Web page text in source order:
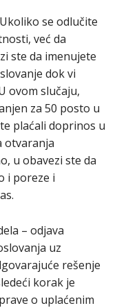
se odlučite
već da
ste da imenujete
dok vi
ovom slučaju,
za 50 posto u
plaćali doprinos u
otvaranja
u obavezi ste da
i poreze i
– odjava
uz
rešenje
korak je
o uplaćenim